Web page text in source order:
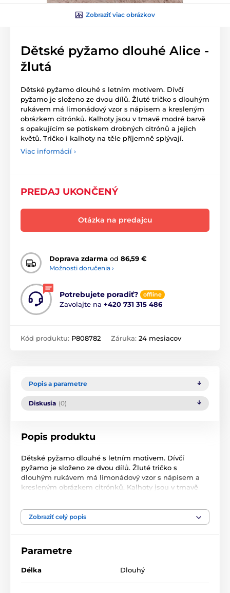
Zobraziť viac obrázkov
Dětské pyžamo dlouhé Alice -
žlutá
Dětské pyžamo dlouhé s letním motivem. Dívčí
pyžamo je složeno ze dvou dílů. Žluté tričko s dlouhým
rukávem má limonádový vzor s nápisem a kresleným
obrázkem citrónků. Kalhoty jsou v tmavě modré barvě
s opakujícím se potiskem drobných citrónů a jejich
květů. Tričko i kalhoty na těle příjemně splývají.
Viac informácií ›
PREDAJ UKONČENÝ
Otázka na predajcu
Doprava zdarma od 86,59 €
Možnosti doručenia ›
Potrebujete poradiť? offline
Zavolajte na +420 731 315 486
Kód produktu: P808782 Záruka: 24 mesiacov
Popis a parametre
Diskusia (0)
Popis produktu
Dětské pyžamo dlouhé s letním motivem. Dívčí
pyžamo je složeno ze dvou dílů. Žluté tričko s
dlouhým rukávem má limonádový vzor s nápisem a
kresleným obrázkem citrónků. Kalhoty jsou v tmavě
splývají.
rubu do 110°. Není doporučeno sušit v sušičce,
používat bělící prostředky nebo čistit chemicky.
Zobraziť celý popis
Parametre
Délka Dlouhý